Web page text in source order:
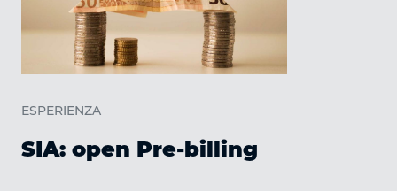
ESPERIENZA
SIA: open Pre-billing